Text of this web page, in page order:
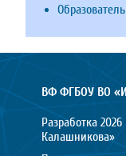
ВФ ФГБОУ ВО
Разработка
Калашникова»